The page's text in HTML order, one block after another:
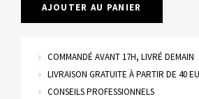
AJOUTER AU PANIER
COMMANDÉ AVANT 17H, LIVRÉ DEMAIN
LIVRAISON GRATUITE À PARTIR DE 40
CONSEILS PROFESSIONNELS